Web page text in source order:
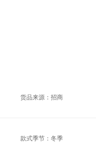
货品来源：招商
款式季节：冬季